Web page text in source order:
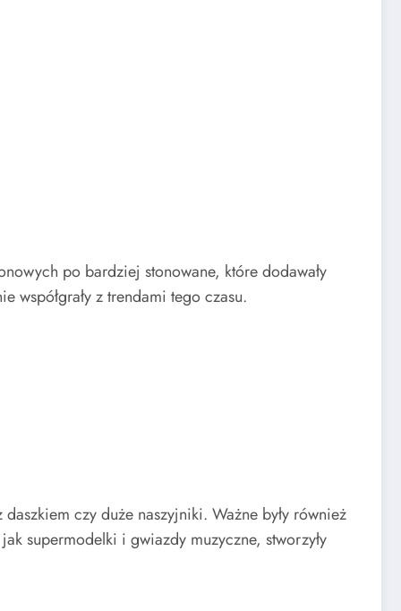
po bardziej stonowane, które dodawały
współgrały z trendami tego czasu.
czy duże naszyjniki. Ważne były również
supermodelki i gwiazdy muzyczne, stworzyły